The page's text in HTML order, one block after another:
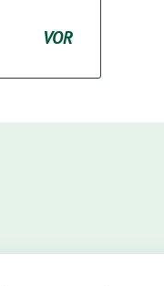
VOR